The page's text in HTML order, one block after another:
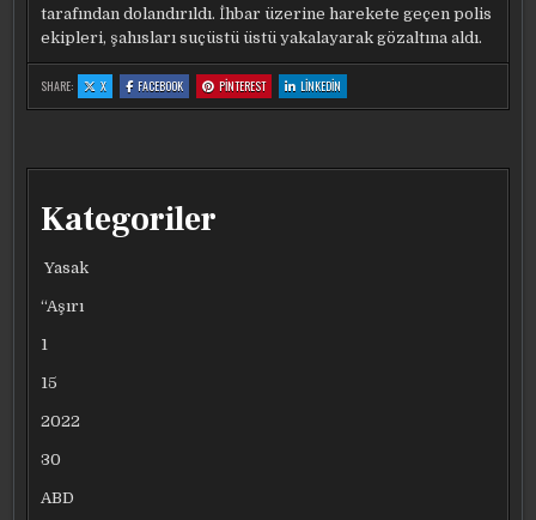
tarafından dolandırıldı. İhbar üzerine harekete geçen polis
ekipleri, şahısları suçüstü üstü yakalayarak gözaltına aldı.
SHARE: X:
İSTANBUL’DA
ARSASINI
8
TL
DOLANDIRILDI
FACEBOOK:
İSTANBUL’DA
ARSASINI
8
BIN
TL
DOLANDIRILDI
PINTEREST:
İSTANBUL’DA
ARSASINI
8
LINKEDIN
İSTANBUL’DA
ARSASINI
8
Kategoriler
Yasak
“Aşırı
1
15
2022
30
ABD